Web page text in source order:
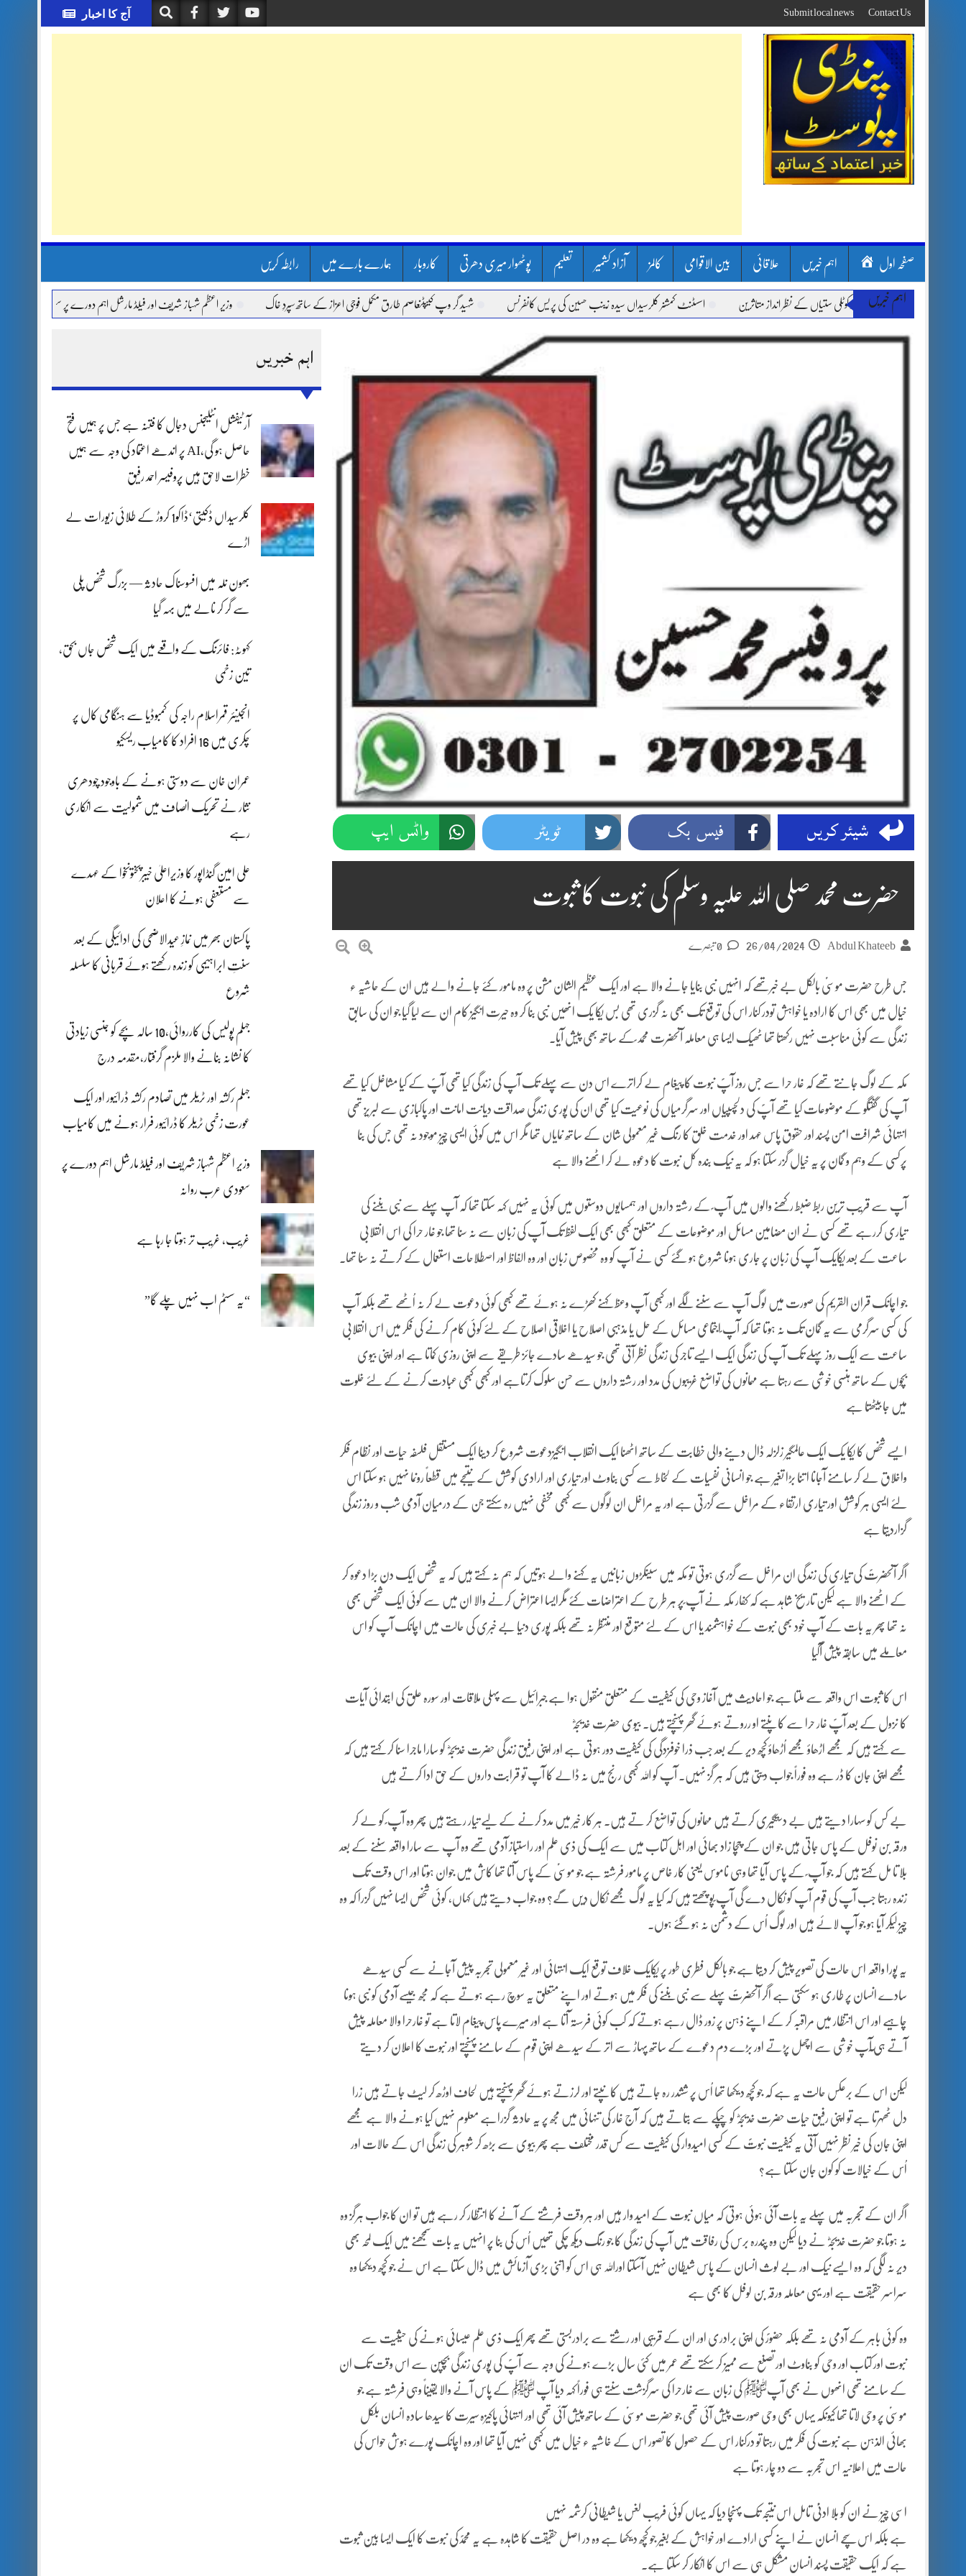
to
content
آج کا اخبار Contact Us
Submit local news
صفحہ اول اہم خبریں علاقائی بین الاقوامی کالمز آزاد کشمیر تعلیم پوٹھوار میری دھرتی کاروبار ہمارے بارے میں رابطہ کریں
اہم خبریں
لینڈ سلائیڈنگ اور کوٹلی ستیاں کے نظر انداز متاثرین اسسٹنٹ کمشنر کلرسیداں سیدہ زینب حسین کی پریس کانفرنس شہید گر وپ کیپٹنعاصم طارق مکمل فوجی اعزاز کے ساتھ سپردِ خاک وزیر اعظم شہباز شریف اور فیلڈ مارشل اہم دورے پر سعودی عرب روانہ
اہم خبریں
آرٹیفشل انٹلیجنس دجال کا فتنہ ہے جس پر ہمیں فتح
حاصل ہو گی،AI پر اندھے اعتماد کی وجہ سے ہمیں
خطرات لاحق ہیں پروفیسر احمد رفیق
کلرسیداں ڈکیتی‘ڈاکو1 کروڑ کے طلائی زیورات لے
اڑے
بھون نلہ میں افسوسناک حادثہ — بزرگ شخص پلی
سے گر کر نالے میں بہہ گیا
کہوٹہ: فائرنگ کے واقعے میں ایک شخص جاں بحق،
تین زخمی
انجینئر قمراسلام راجہ کی کمبوڈیا سے ہنگامی کال پر
چکری میں 16 افراد کا کامیاب ریسکیو
عمران خان سے دوستی ہونے کے باوجود چودھری
نثار نے تحریک انصاف میں شمولیت سے انکاری
رہے
علی امین گنڈاپور کا وزیراعلیٰ خیبرپختونخوا کے عہدے
سے مستعفی ہونے کا اعلان
پاکستان بھر میں نمازِ عیدالاضحی کی ادائیگی کے بعد
سنتِ ابراہیمی کو زندہ رکھتے ہوئے قربانی کا سلسلہ
شروع
جہلم پولیس کی کارروائی،10 سالہ بچے کو جنسی زیادتی
کا نشانہ بنانے والا ملزم گرفتار،مقدمہ درج
جہلم رکشہ اور ٹریلر میں تصادم رکشہ ڈرائیور اور ایک
عورت زخمی ٹریلر کا ڈرائیور فرار ہونے میں کامیاب
وزیر اعظم شہباز شریف اور فیلڈ مارشل اہم دورے پر
سعودی عرب روانہ
غریب، غریب تر ہوتا جا رہا ہے
“یہ سسٹم اب نہیں چلے گا”
شیئر کریں فیس بک ٹویٹر واٹس ایپ
حضرت محمد صلی اللہ علیہ وسلم کی نبوت کا ثبوت
Abdul Khateeb
26/04/2024
جس طرح حضرت موسیؑ بالکل بے خبرتھے کہ انہیں نبی بنایا جانے والا ہے اور ایک عظیم الشان مشن پر وہ مامور کئے جانے والے ہیں ان کے حاشیہ ء
خیال میں بھی اس کا ارادہ یا خواہش تودر کنار اس کی توقع تک بھی نہ گزری تھی بس یکا یک انھیں نبی بنا کر وہ حیرت انگیز کام ان سے لیا گیا جو ان کی سابق
زندگی سے کوئی مناسبت نہیں رکھتا تھا ٹھیک ایسا ہی معاملہ آنحضرت محمد ؐکے ساتھ بھی پیش آیا۔
مکہ کے لوگ جانتے تھے کہ غار حرا سے جس روز آپؐ نبوت کا پیغام لے کراترے اس دن سے پہلے تک آپ کی زندگی کیا تھی آپؐ کے کیا مشاغل کیا تھے
آپ کی گفتگو کے موضوعات کیا تھے آپؐ کی دلچسپیاں اور سرگرمیاں کی نوعیت کیا تھی ان کی پوری زندگی صداقت دیانت امانت اور پاکبازی سے لبریز تھی
انتہائی شرافت امن پسند اور حقوق پاس عہد اور خدمت خلق کا رنگ غیر معمولی شان کے ساتھ نمایاں تھا مگر اس میں کوئی ایسی چیز موجود نہ تھی جس کی بنا
پرکسی کے وہم و گمان پر یہ خیال گزر سکتا ہو کہ یہ نیک بندہ کل نبوت کا دعوہ لے کر اٹھنے والا ہے
آپ سے قریب ترین ربط ضبط رکھنے والوں میں آپ ؐ کے رشتہ داروں اور ہمسایوں دوستوں میں کوئی یہ نہیں کہہ سکتا تھا کہ آپ پہلے سے نبی بننے کی
تیاری کررہے تھے کسی نے ان مضامین مسائل اور موضوعات کے متعلق کبھی بھی ایک لفظ تک آپ کی زبان سے نہ سنا تھا جو غار حرا کی اس انقلابی
ساعت کے بعد یکایک آپ کی زبان پر جاری ہونا شروع ہو گئے کسی نے آپ کو وہ مخصوص زبان اور وہ الفاظ اور اصطلاحات استعمال کے کرتے نہ سنا تھا۔
جو اچانک قران القریم کی صورت میں لوگ آپ سے سننے لگے اور کبھی آپ وعظ کہنے کھڑے نہ ہوئے تھے کبھی کوئی دعوت لے کر نہ اُٹھے تھے بلکہ آپ
کی کسی سرگرمی سے یہ گمان تک نہ ہوتا تھا کہ آپ ؐاجتماعی مسائل کے حل یا مذہبی اصلاح یا اخلاقی اصلاح کے لئے کوئی کام کرنے کی فکر میں اس انقلابی
ساعت سے ایک روز پہلے تک آپ کی زندگی ایک ایسے تاجر کی زندگی نظر آتی تھی جو سیدھے سادے جائز طریقے سے اپنی روزی کماتا ہے اور اپنی بیوی
بچوں کے ساتھ ہنسی خوشی سے رہتا ہے مہمانوں کی تواضع غریبوں کی مدد اور رشتہ داروں سے حسن سلوک کرتاہے اور کبھی کبھی عبادت کرنے کے لئے خلوت
میں جا بیٹھتا ہے
ایسے شخص کا یکا یک ایک عالمگیر زلزلہ ڈال دینے والی خطابت کے ساتھ اٹھنا ایک انقلاب انگیزدعوت شروع کر دینا ایک مستقل فلسفہ حیات اور نظام فکر
واخلاق لے کر سامنے آجانا ا تنا بڑا تغیر ہے جو انسانی نفسیات کے لخاط سے کسی بناوٹ اور تیاری اور ارادی کوشش کے نتیجے میں قطعاً رونما نہیں ہو سکتا اس
لئے ایسی ہر کوشش اور تیاری ارتقاء کے مراخل سے گزرتی ہے اور یہ مراخل ان لوگوں سے کبھی مخفی نہیں رہ سکتے جن کے درمیان آدمی شب و روز زندگی
گزاردیتا ہے
اگر آنحضرتؐ کی تیاری کی زندگی ان مراخل سے گزری ہوتی تو مکہ میں سینکڑوں زبانیں یہ کہنے والے ہوتیں کہ ہم نہ کہتے ہیں کہ یہ شخص ایک دن بڑا دعوہ کر
کے اٹھنے والا ہے لیکن تاریخ شاہد ہے کہ کفار مکہ نے آپ ؐپر ہر طر ح کے اعتراضات کئے مگرایسا اعتراض کرنے والا ان میں سے کوئی ایک شخص بھی
نہ تھا پھر یہ بات کے آپ خود بھی نبوت کے خواہشمند یا اس کے لئے متوقع اور منتظر نہ تھے بلکہ پوری دنیا بے خبری کی حالت میں اچانک آپ کو اس
معاملے میں سابقہ پیش آگیا
اس کا ثبوت اس واقعہ سے ملتا ہے جو احادیث میں آغاز وحی کی کیفیت کے متعلق منقول ہوا ہے جبرائیل سے پہلی ملاقات اور سورہ علق کی ابتدائی آیات
کا نزول کے بعد آپؐ غار حرا سے کا پنتے او رروتے ہوئے گھر پہنچتے ہیں۔ بیوی حضرت خدیجہؓ
سے کہتے ہیں کہ مجھے اڑھاؤ مجھے اُڑھاؤ کچھ دیر کے بعد جب ذرا خوفزدگی کی کیفیت دور ہوتی ہے اور اپنی رفیق زندگی حضرت خدیجہؓ کو سارا ماجرا سنا کر کہتے ہیں کہ
مجھے اپنی جان کا ڈر ہے وہ فوراً جواب دیتی ہیں کہ ہر گز نہیں۔ آپ کو اللہ کبھی رنج میں نہ ڈالے کا آپ تو قرابت داروں کے حق ادا کرتے ہیں
بے کس کو سہارا دیتے ہیں بے دستگیری کرتے ہیں مہمانوں کی تواضع کر تے ہیں۔ ہر کار خیر میں مدد کرنے کے لیے تیار رہتے ہیں پھر وہ آپ ؐ کو لے کر
ورقہ بن نوفل کے پاس جاتی ہیں جو ان کے چچا زاد بھائی اور اہل کتاب میں سے ایک کی ذی علم اور راستباز آدمی تھے وہ آپ سے سارا واقعہ سننے کے بعد
بلا تا مل کہتے ہیں کہ جو آپ ؐ کے پاس آیا تھا وہی ناموس یعنی کار خاص پر مامور فرشتہ ہے جو موسیؑ کے پاس آتا تھا کاش میں جوان ہوتا اور اس وقت تک
زندہ رہتا جب آپ کی قوم آپ کو نکال دے گی آپ ؐپوچھتے ہیں کہ کیا یہ لوگ مجھے نکال دیں گے؟ وہ جواب دیتے ہیں کہاں، کوئی شخص ایسا نہیں گزرا کہ وہ
چیز لیکر آیا ہو جو آپ لائے ہیں اور لوگ اُس کے دشمن نہ ہو گئے ہوں۔
یہ پورا واقعہ اس حالت کی تصویر پیش کر دیتا ہے جو بالکل فطری طور پر یکایک خلاف توقع ایک انتہائی اور غیر معمولی تجربہ پیش آجانے سے کسی سیدھے
سادے انسان پر طاری ہو سکتی ہے اگر آنحضرتؐ پہلے سے نبی بننے کی فکر میں ہوتے اور اپنے متعلق یہ سوچ رہے ہوتے ہے کہ مجھ جیسے آدمی کو نبی ہونا
چاہیے اور اس انتظار میں مراقبہ کر کے اپنے ذہن پر زور ڈال رہے ہوتے کہ کب کوئی فرستہ آتا ہے اور میرے پاس پیغام لاتا ہے تو غارحرا والا معاملہ پیش
آتے ہی ٓآپ خوشی سے اچھل پڑتے اور بڑے دم دعوے کے ساتھ پہاڑ سے اتر کے سیدھے اپنی قوم کے سامنے پہنچتے اور نبوت کا اعلان کر دیتے
لیکن اس کے برعکس حالت یہ ہے کہ جو کچھ دیکھا تھا اُس پر ششدر رہ جاتے ہیں کا نپتے اور لرزتے ہوئے گھر پہنچتے ہیں لحاف اوڑھ کر لیٹ جاتے ہیں زرا
دل ٹھہرتا ہے تو اپنی رفیق حیات حضرت خدیجہؓ کو چپکے سے بتاتے ہیں کہ آج غار کی تنہائی میں مجھ پر یہ حادثہ گزراہے معلوم نہیں کیا ہونے والا ہے مجھے
اپنی جان کی خیر نظر نہیں آتی یہ کیفیت نبوتؐ کے کسی امیدوار کی کیفیت سے کس قدر مختلف ہے پھر بیوی سے بڑھ کر شوہر کی زندگی اس کے حالات اور
اُس کے خیالات کو کون جان سکتا ہے؟
اگر ان کے تجربہ میں پہلے یہ بات آئی ہوئی ہوتی کہ میاں نبوت کے امید وار ہیں اور ہر وقت فرشتے کے آنے کا انتظار کر رہے ہیں تو ان کا جواب ہرگز وہ
نہ ہوتا جو حضرت خدیجہؓ نے دیا لیکن وہ پندرہ برس کی رفاقت میں آپ کی زندگی کا جو رنگ دیکھ چکی تھیں اُس کی بنا پر انہیں یہ بات سمجھنے میں ایک لمحہ بھی
دیر نہ لگی کہ وہ ایسے نیک اور بے لوث انسان کے پاس شیطان نہیں آسکتا اوراللہ ہی اس کو اتنی بڑی آزمائش میں ڈال سکتا ہے اس نے جو کچھ دیکھا وہ
سراسر حقیقت ہے اور یہی معاملہ ورقہ بن لوفل کا بھی ہے
وہ کوئی باہر کے آدمی نہ تھے بلکہ حضورؐ کی اپنی برادری اور ان کے قریبی اور رشتے سے برادربستی تھے پھر ایک ذی علم عیسائی ہونے کی حیثیت سے
نبوت اور کتاب اور وحی کو بناوٹ اور تصنع سے ممیز کر سکتے تھے عمر میں کئی سال بڑے ہونے کی وجہ سے آپؐ کی پوری زندگی بچپن سے اس وقت تک ان
کے سامنے تھی انھوں نے بھی آپﷺ کی زبان سے غارحرا کی سرگزشت سنتے ہی فوراً کہہ دیا آپ ﷺ کے پاس آنے والا یقیناً وہی فرشتہ ہے جو
موسیؑ پر وحی لاتا تھا کیونکہ یہاں بھی وحی صورت پیش آئی تھی جو حضرت موسیؑ کے ساتھ پیش آئی تھی اور انتہائی پاکیزہ سیرت کا سیدھا سادہ انسان بلکل
بھائی الذہن ہے نبوت کی فکر میں رہتا تو درکنار اس کے حصول کا تصور اس کے خاشیہ ء خیال میں کبھی نہیں آیا تھا اور وہ اچانک پورے ہوش حواس کی
حالت میں اعلانیہ اس تجربہ سے دو چار ہوتا ہے
اسی چیز نے ان کو بلا ادنیٰ تامل اس نتیجہ تک پہنچا دیا کہ یہاں کوئی فریب لغس یا شیطانی کرشمہ نہیں
ہے بلکہ اس سچے انسان نے اپنے کسی ارادے اور خواہش کے بغیر جو کچھ دیکھا ہے وہ در اصل حقیقت کا شاہدہ ہے یہ محمدؐکی نبوت کا ایک ایسا بین ثبوت
ہے کہ ایک حقیقت پسند انسان مشکل ہی سے اس کا انکار کر سکتا ہے۔